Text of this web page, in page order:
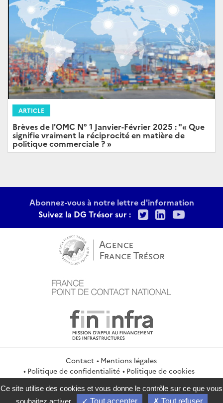
ARTICLE
Brèves de l'OMC N° 1 Janvier-Février 2025 : "« Que
signifie vraiment la réciprocité en matière de
politique commerciale ? »
Abonnez-vous à notre lettre d'information
Suivez la DG Trésor sur :
TwitterLinkedIn
Contact
Mentions légales
Politique de confidentialité
Politique de cookies
Gestion des cookies
Flux RSS
service-public.gouv.fr
legifrance.gouv.fr info.gouv.fr
Ce site utilise des cookies et vous donne le contrôle sur ce que vous
souhaitez activer
Tout accepter Tout refuser